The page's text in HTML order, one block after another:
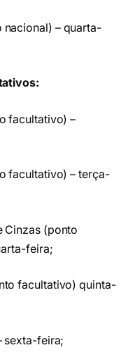
– quarta-
facultativo) –
facultativo) – terça-
Cinzas (ponto
feira;
facultativo) quinta-
sexta-feira;